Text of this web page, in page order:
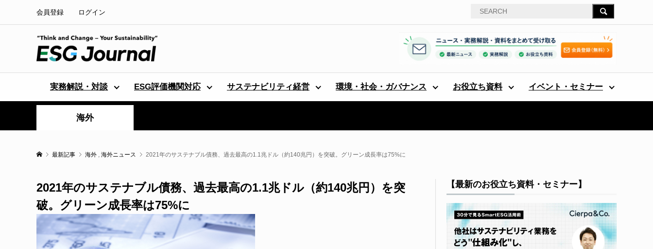
会員登録 ログイン
実務解説・対談 ESG評価機関対応 サステナビリティ経営 環境・社会・ガバナンス お役立ち資料 イベント・セミナー
海外
最新記事 海外 , 海外ニュース 2021年のサステナブル債務、過去最高の1.1兆ドル（約140兆円）を突破。グリーン成長率は75%に
2021年のサステナブル債務、過去最高の1.1兆ドル（約140兆円）を突
破。グリーン成長率は75%に
【最新のお役立ち資料・セミナー】